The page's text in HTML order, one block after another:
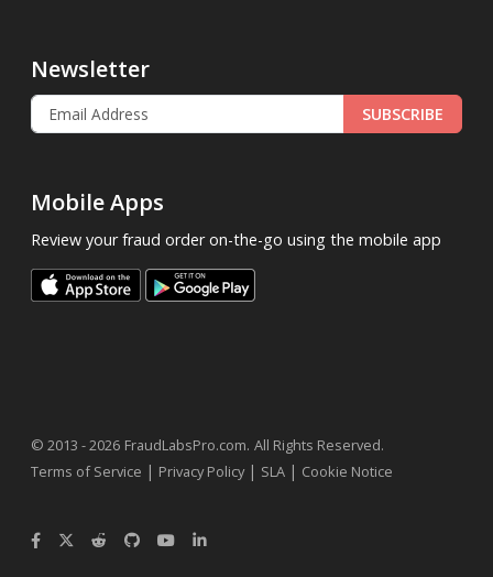
Newsletter
SUBSCRIBE
Mobile Apps
Review your fraud order on-the-go using the mobile app
© 2013 - 2026 FraudLabsPro.com. All Rights Reserved.
Terms of Service | Privacy Policy| SLA | Cookie Notice